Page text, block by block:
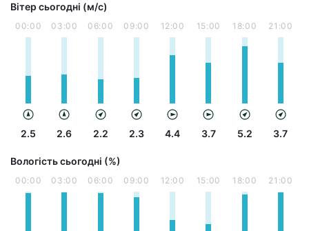
Вітер сьогодні (м/с)
00:00
2.5
03:00
2.6
06:00
2.2
09:00
2.3
12:00
4.4
15:00
3.7
18:00
5.2
21:00
3.7
Вологість сьогодні (%)
00:00 03:00 06:00 09:00 12:00 15:00 18:00 21:00